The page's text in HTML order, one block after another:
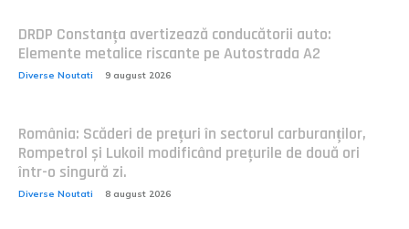
DRDP Constanța avertizează conducătorii auto:
Elemente metalice riscante pe Autostrada A2
Diverse Noutati 9 august 2026
România: Scăderi de prețuri în sectorul carburanților,
Rompetrol și Lukoil modificând prețurile de două ori
într-o singură zi.
Diverse Noutati 8 august 2026